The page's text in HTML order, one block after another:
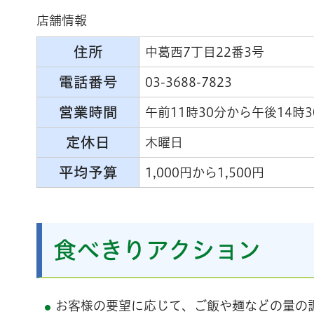
店舗情報
住所 中葛西7丁目22番3号
電話番号 03-3688-7823
営業時間 午前11時30分から午後14
定休日 木曜日
平均予算 1,000円から1,500円
食べきりアクション
お客様の要望に応じて、ご飯や麺などの量の